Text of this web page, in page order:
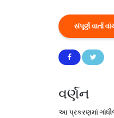
સંપૂર્ણ વાર્તા
વર્ણન
આ પ્રકરણમાં